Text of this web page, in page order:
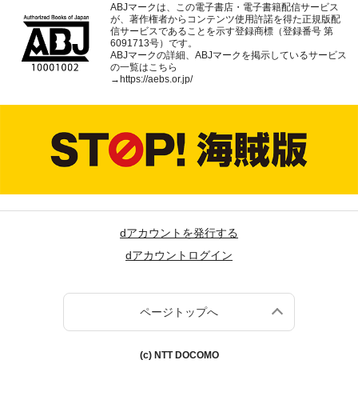
ABJマークは、この電子書店・電子書籍配信サービス
が、著作権者からコンテンツ使用許諾を得た正規版配
信サービスであることを示す登録商標（登録番号 第
6091713号）です。
ABJマークの詳細、ABJマークを掲示しているサービス
の一覧はこちら
→https://aebs.or.jp/
dアカウントを発行する
dアカウントログイン
ページトップへ
(c) NTT DOCOMO